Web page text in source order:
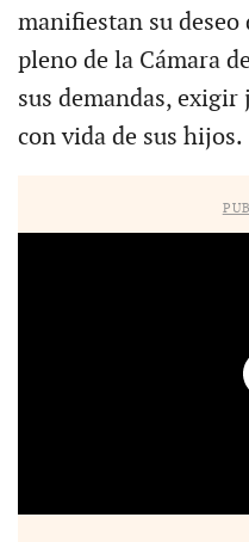
manifiestan su deseo
pleno de la Cámara
sus demandas,
con vida de sus hijos.